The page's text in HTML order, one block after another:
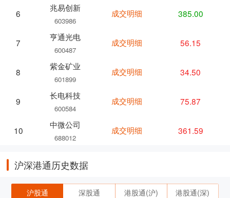
6
兆易创新
603986
7
亨通光电
600487
8
紫金矿业
601899
9
长电科技
600584
10
中微公司
688012
成交明细 385.00
成交明细 56.15
成交明细 34.50
成交明细 75.87
成交明细 361.59
沪深港通历史数据
沪股通 深股通 港股通(沪) 港股通(深)